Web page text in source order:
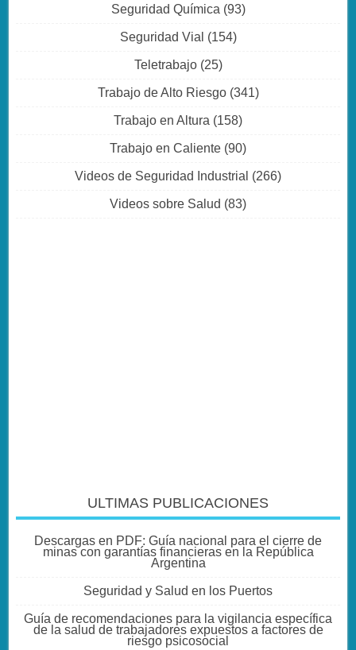
Seguridad Química (93)
Seguridad Vial (154)
Teletrabajo(25)
Trabajo de Alto Riesgo(341)
Trabajo en Altura (158)
Trabajo en Caliente (90)
Videos de Seguridad Industrial (266)
Videos sobre Salud (83)
ULTIMAS PUBLICACIONES
Descargas en PDF: Guía nacional para el cierre de
minas con garantías financieras en la República
Argentina
Seguridad y Salud en los Puertos
Guía de recomendaciones para la vigilancia específica
de la salud de trabajadores expuestos a factores de
riesgo psicosocial